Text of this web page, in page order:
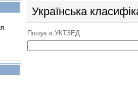
Українська
Пошук в УКТЗЕД